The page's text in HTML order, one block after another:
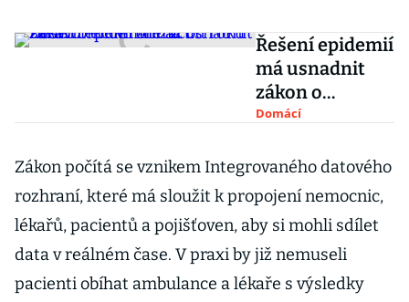
Řešení epidemií
má usnadnit
zákon o
elektronizaci
Ale až od roku
2031
Domácí
Zákon počítá se vznikem Integrovaného datového
rozhraní, které má sloužit k propojení nemocnic,
lékařů, pacientů a pojišťoven, aby si mohli sdílet
data v reálném čase. V praxi by již nemuseli
pacienti obíhat ambulance a lékaře s výsledky